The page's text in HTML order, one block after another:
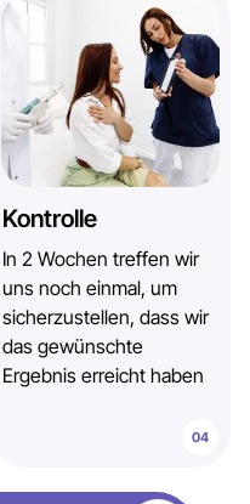
Kontrolle
In 2 Wochen treffen wir
uns noch einmal, um
sicherzustellen, dass wir
das gewünschte
Ergebnis erreicht haben